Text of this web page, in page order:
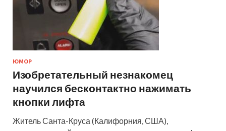
ЮМОР
Изобретательный незнакомец
научился бесконтактно нажимать
кнопки лифта
Житель Санта-Круса (Калифорния, США),